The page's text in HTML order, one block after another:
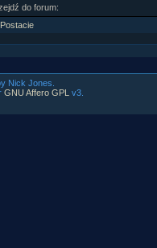
do forum:
Nick Jones.
GNU Affero GPL v3.